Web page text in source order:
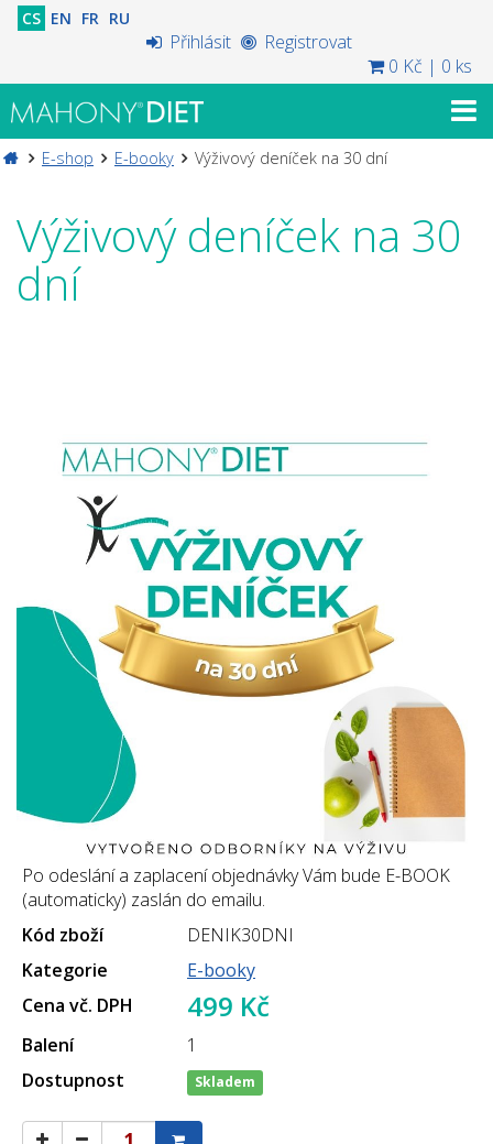
CS EN FR RU
Přihlásit
Registrovat
0 Kč | 0 ks
E-shop E-booky Výživový deníček na 30 dní
Výživový deníček na 30
dní
Po odeslání a zaplacení objednávky Vám bude E-BOOK
(automaticky) zaslán do emailu.
Kód zboží
DENIK30DNI
Kategorie
E-booky
Cena vč. DPH
499 Kč
Balení
1
Dostupnost
Skladem